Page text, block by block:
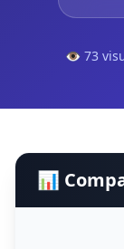
👁️ 73
📊